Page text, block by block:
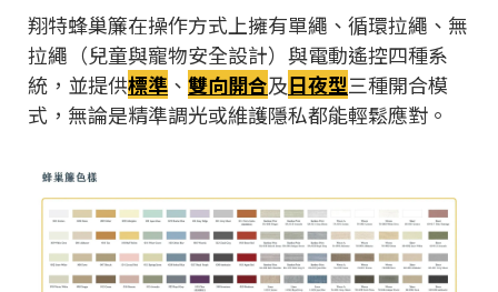
翔特蜂巢簾在操作方式上擁有單繩、循環拉繩、無
拉繩（兒童與寵物安全設計）與電動遙控四種系
統，並提供標準 、 雙向開合及日夜型三種開合模
式，無論是精準調光或維護隱私都能輕鬆應對。